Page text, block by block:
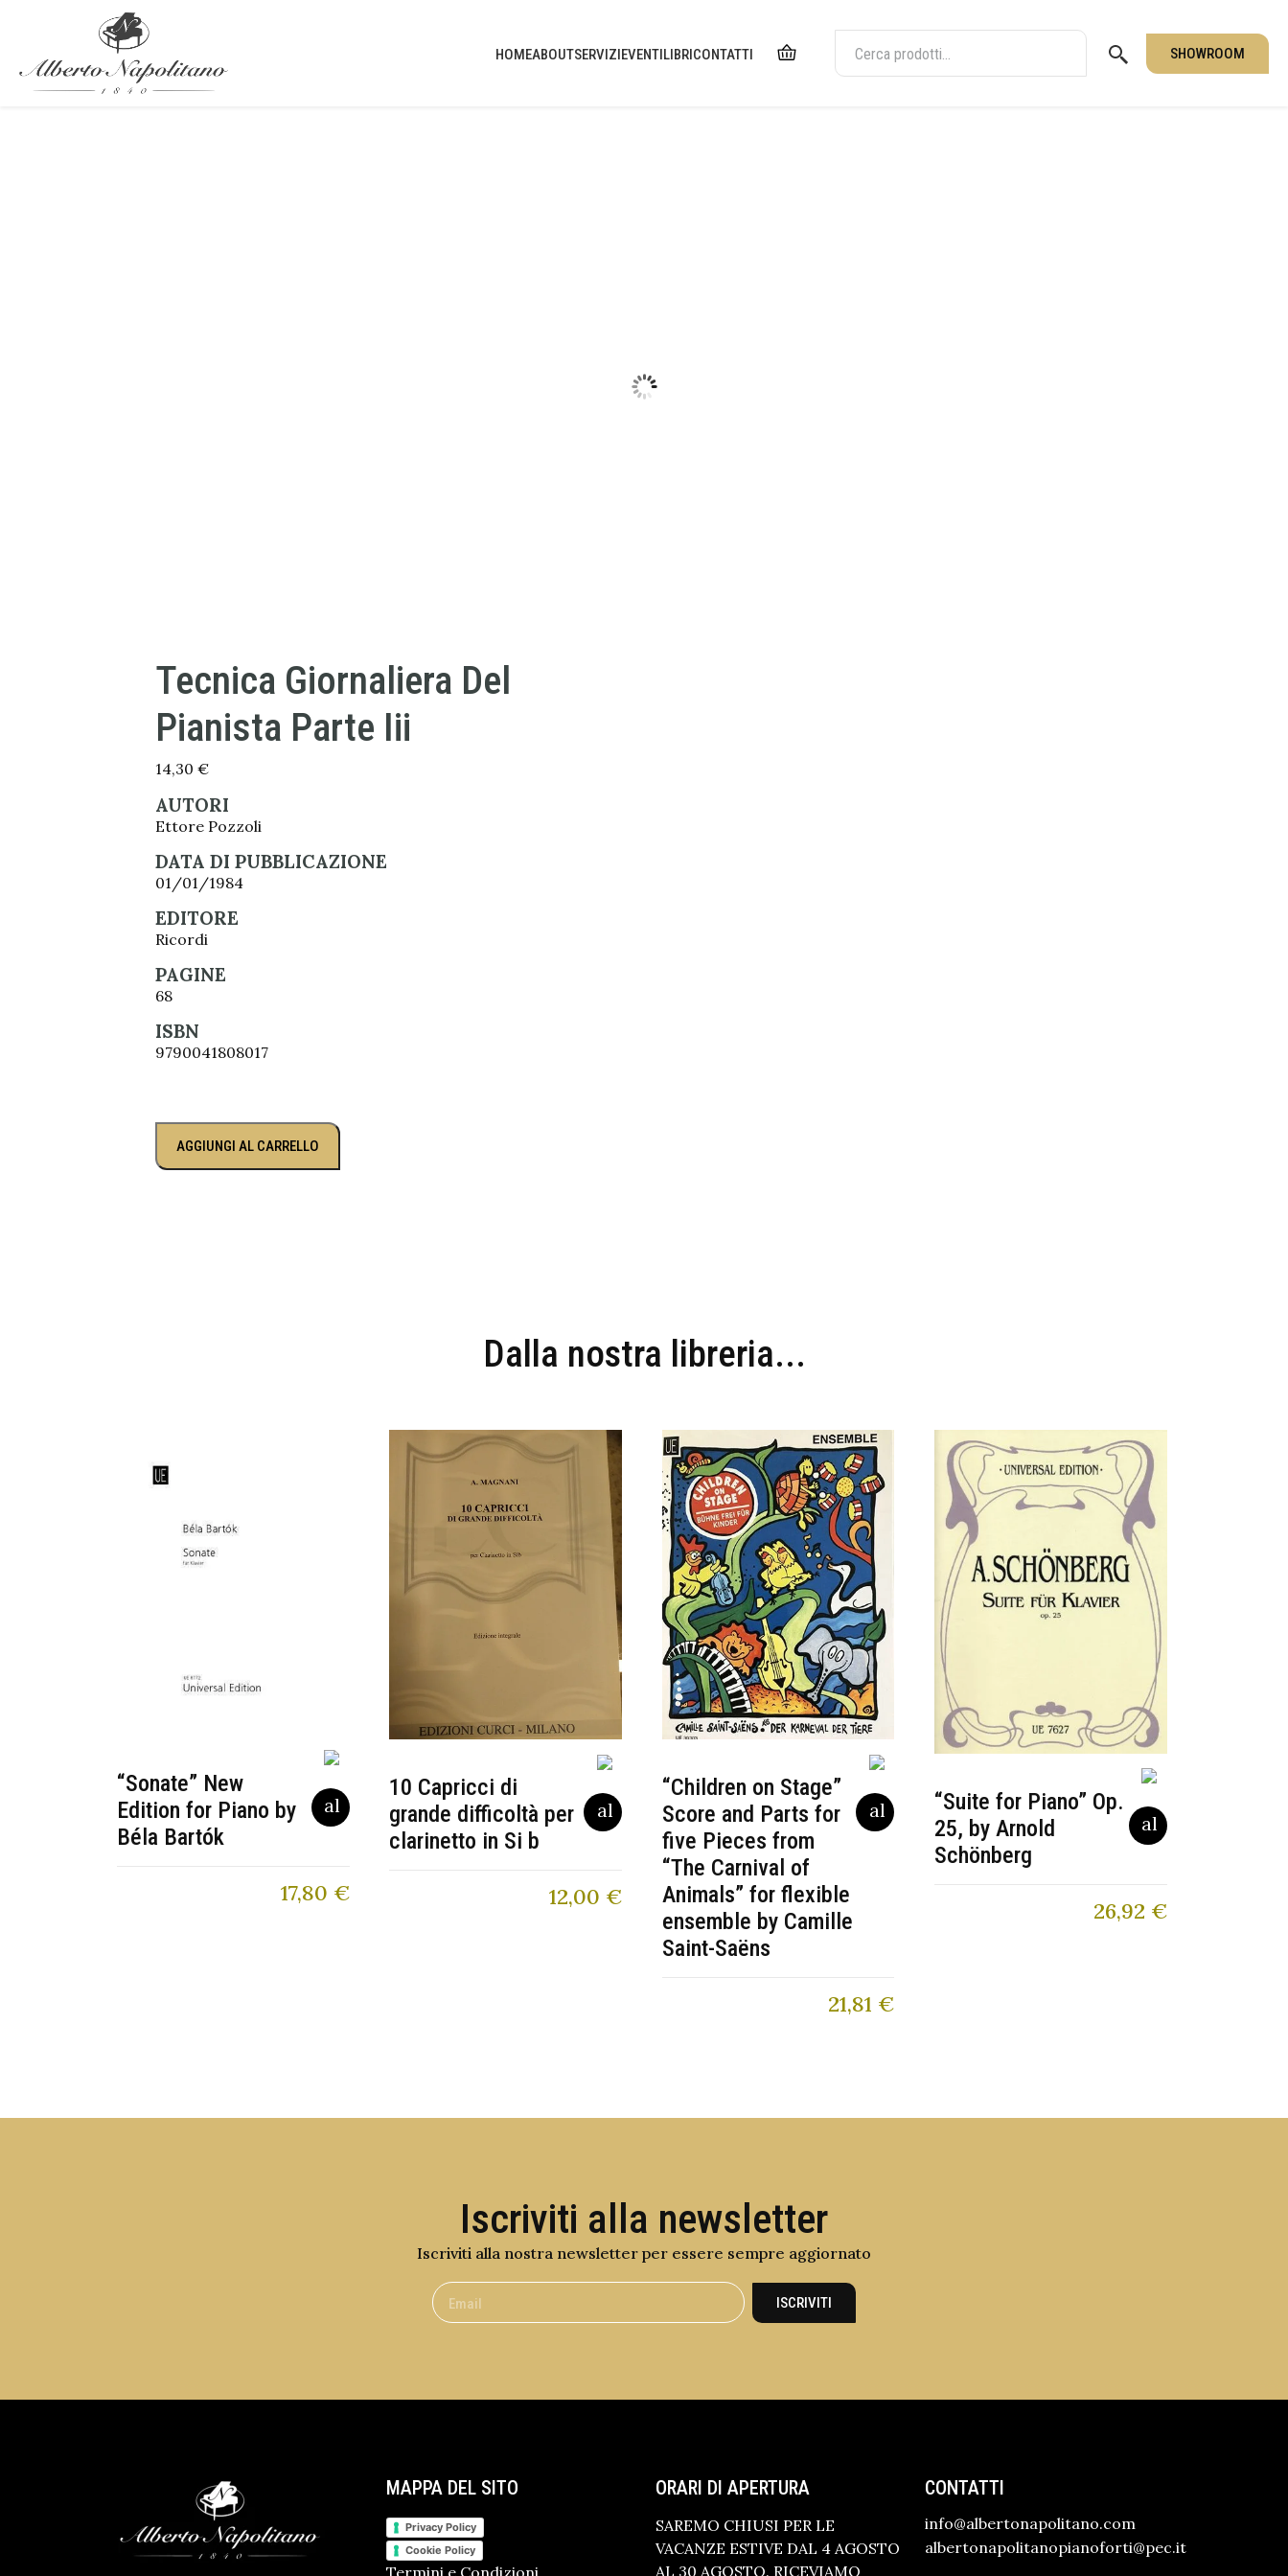
HOMEABOUTSERVIZIEVENTILIBRICONTATTI SHOWROOM
Tecnica Giornaliera Del
Pianista Parte Iii
14,30 €
AUTORI
Ettore Pozzoli
DATA DI PUBBLICAZIONE
01/01/1984
EDITORE
Ricordi
PAGINE
68
ISBN
9790041808017
AGGIUNGI AL CARRELLO
Dalla nostra libreria...
“Sonate” New
Edition for Piano by
Béla Bartók
17,80 €
10 Capricci di
grande difficoltà per
clarinetto in Si b
12,00 €
“Children on Stage”
Score and Parts for
five Pieces from
“The Carnival of
Animals” for flexible
ensemble by Camille
Saint-Saëns
21,81 €
“Suite for Piano” Op.
25, by Arnold
Schönberg
26,92 €
Iscriviti alla newsletter
Iscriviti alla nostra newsletter per essere sempre aggiornato
ISCRIVITI
MAPPA DEL SITO
Privacy Policy
Cookie Policy
ORARI DI APERTURA
SAREMO CHIUSI PER LE
VACANZE ESTIVE DAL 4 AGOSTO
AL 30 AGOSTO. RICEVIAMO
CONTATTI
info@albertonapolitano.com
albertonapolitanopianoforti@pec.it